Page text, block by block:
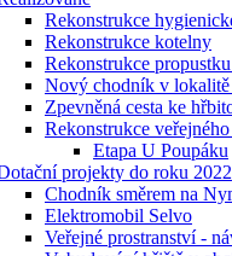
Rekonstrukce
Rekonstrukce kotelny
Rekonstrukce
Nový chodník v lokalitě
Zpevněná cesta ke
Rekonstrukce
Etapa U Poupáku
projekty do roku 2022
Chodník směrem na
Elektromobil Selvo
Veřejné prostranství -